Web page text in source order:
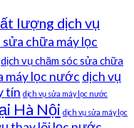
lượng dịch vụ
sửa chữa máy lọc
dịch vụ chăm sóc sửa chữa
máy lọc nước dịch vụ
tín dịch vụ sửa máy lọc nước
Hà Nội dịch vụ sửa máy lọc